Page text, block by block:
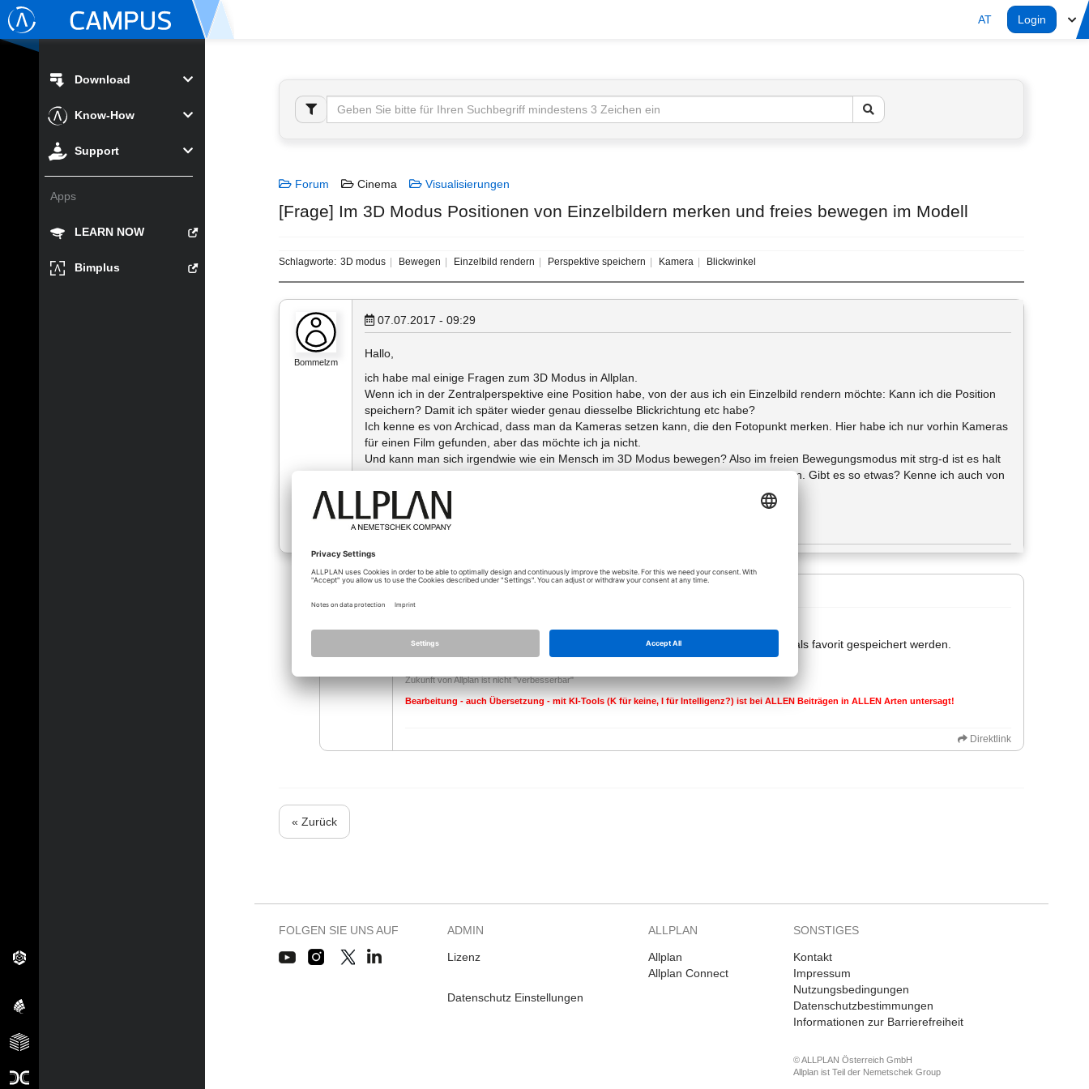
AT Login
Download
Know-How
Support
Apps
LEARN NOW
Bimplus
Forum Cinema Visualisierungen
[Frage] Im 3D Modus Positionen von Einzelbildern merken und freies bewegen im Modell
Schlagworte: 3D modus Bewegen Einzelbild rendern Perspektive speichern Kamera Blickwinkel
Bommelzm
07.07.2017 - 09:29
Hallo,
ich habe mal einige Fragen zum 3D Modus in Allplan.
Wenn ich in der Zentralperspektive eine Position habe, von der aus ich ein Einzelbild rendern möchte: Kann ich die Position
speichern? Damit ich später wieder genau diesselbe Blickrichtung etc habe?
Ich kenne es von Archicad, dass man da Kameras setzen kann, die den Fotopunkt merken. Hier habe ich nur vorhin Kameras
für einen Film gefunden, aber das möchte ich ja nicht.
Und kann man sich irgendwie wie ein Mensch im 3D Modus bewegen? Also im freien Bewegungsmodus mit strg-d ist es halt
nicht soo schön. Ich will quasi mit den Pfeiltasten wie ein Mensch durchlaufen können. Gibt es so etwas? Kenne ich auch von
Archicad.
Danke und viele Grüße
1. mit den kamaras für einen film kann das gemacht werden
2. über die funktion "freie projektion" im fensterrahmen kann die einstellung als favorit gespeichert werden.
Zukunft von Allplan ist nicht "verbesserbar"
Bearbeitung - auch Übersetzung - mit KI-Tools (K für keine, I für Intelligenz?) ist bei ALLEN Beiträgen in ALLEN Arten untersagt!
Direktlink
« Zurück
FOLGEN SIE UNS AUF ADMIN
Lizenz
Datenschutz Einstellungen
ALLPLAN
Allplan
Allplan Connect
SONSTIGES
Kontakt
Impressum
Nutzungsbedingungen
Datenschutzbestimmungen
Informationen zur Barrierefreiheit
© ALLPLAN Österreich GmbH
Allplan ist Teil der Nemetschek Group